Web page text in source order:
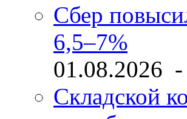
Сбер
6,5–7%
01.08.2026 -
Складской